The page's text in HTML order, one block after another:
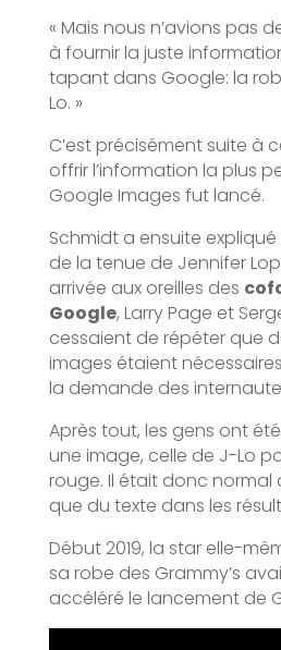
« Mais nous n’avions pas
à fournir la juste
tapant dans Google: la
Lo. »
C’est précisément suite à
offrir l’information la plus
Google Images fut lancé.
Schmidt a ensuite
de la tenue de Jennifer
arrivée aux oreilles des
Google, Larry Page et
cessaient de répéter que
images étaient
la demande des
Après tout, les gens ont
une image, celle de J-Lo
rouge. Il était donc normal
que du texte dans les
Début 2019, la star elle-
sa robe des Grammy’s
accéléré le lancement de